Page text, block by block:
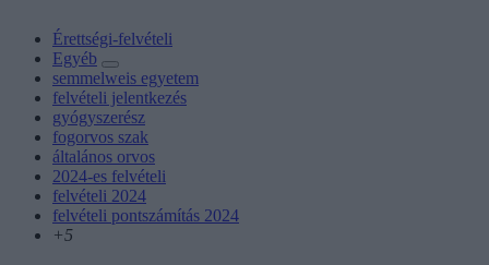
Érettségi-felvételi
Egyéb
semmelweis egyetem
felvételi jelentkezés
gyógyszerész
fogorvos szak
általános orvos
2024-es felvételi
felvételi 2024
felvételi pontszámítás 2024
+5